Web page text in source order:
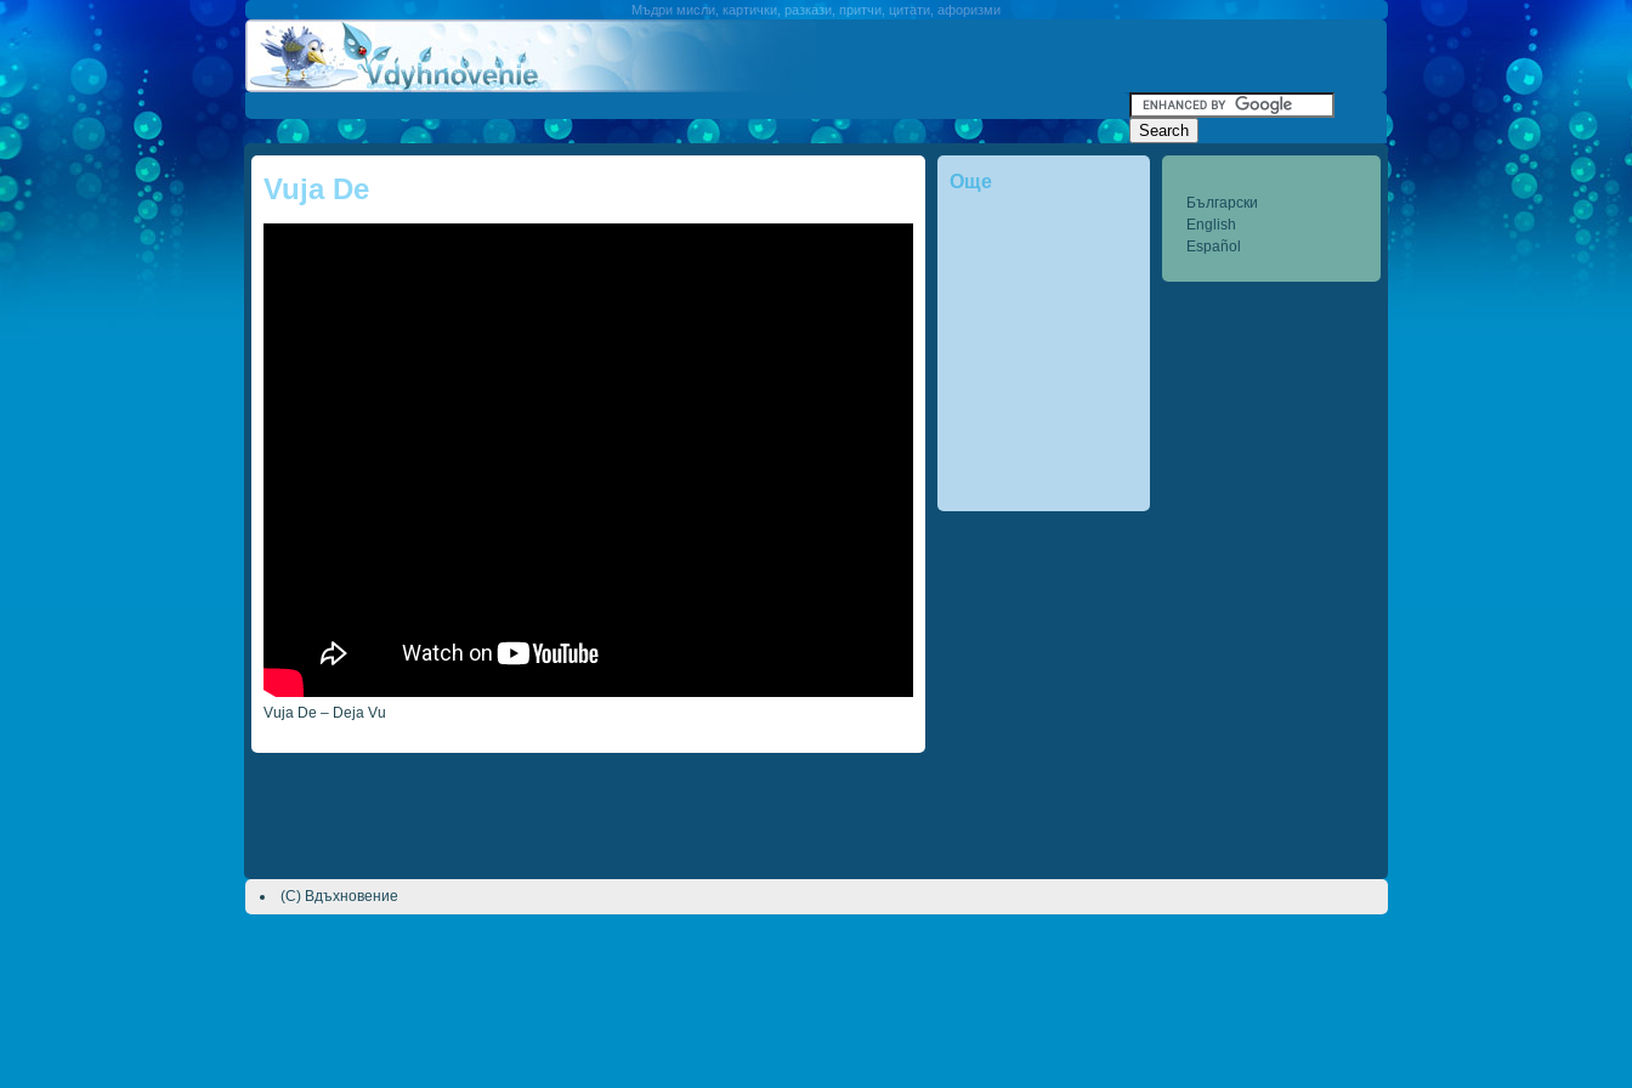
Мъдри мисли, картички, разкази, притчи, цитати, афоризми
Български
English
Español
Още
Vuja De
Vuja De – Deja Vu
(C) Вдъхновение